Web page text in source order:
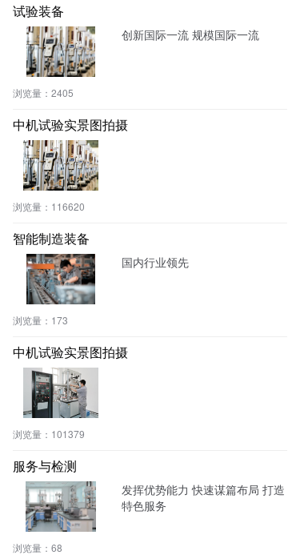
试验装备
创新国际一流 规模国际一流
浏览量： 2405
中机试验实景图拍摄
浏览量： 116620
智能制造装备
国内行业领先
浏览量： 173
中机试验实景图拍摄
浏览量： 101379
服务与检测
发挥优势能力 快速谋篇布局 打造
特色服务
浏览量： 68